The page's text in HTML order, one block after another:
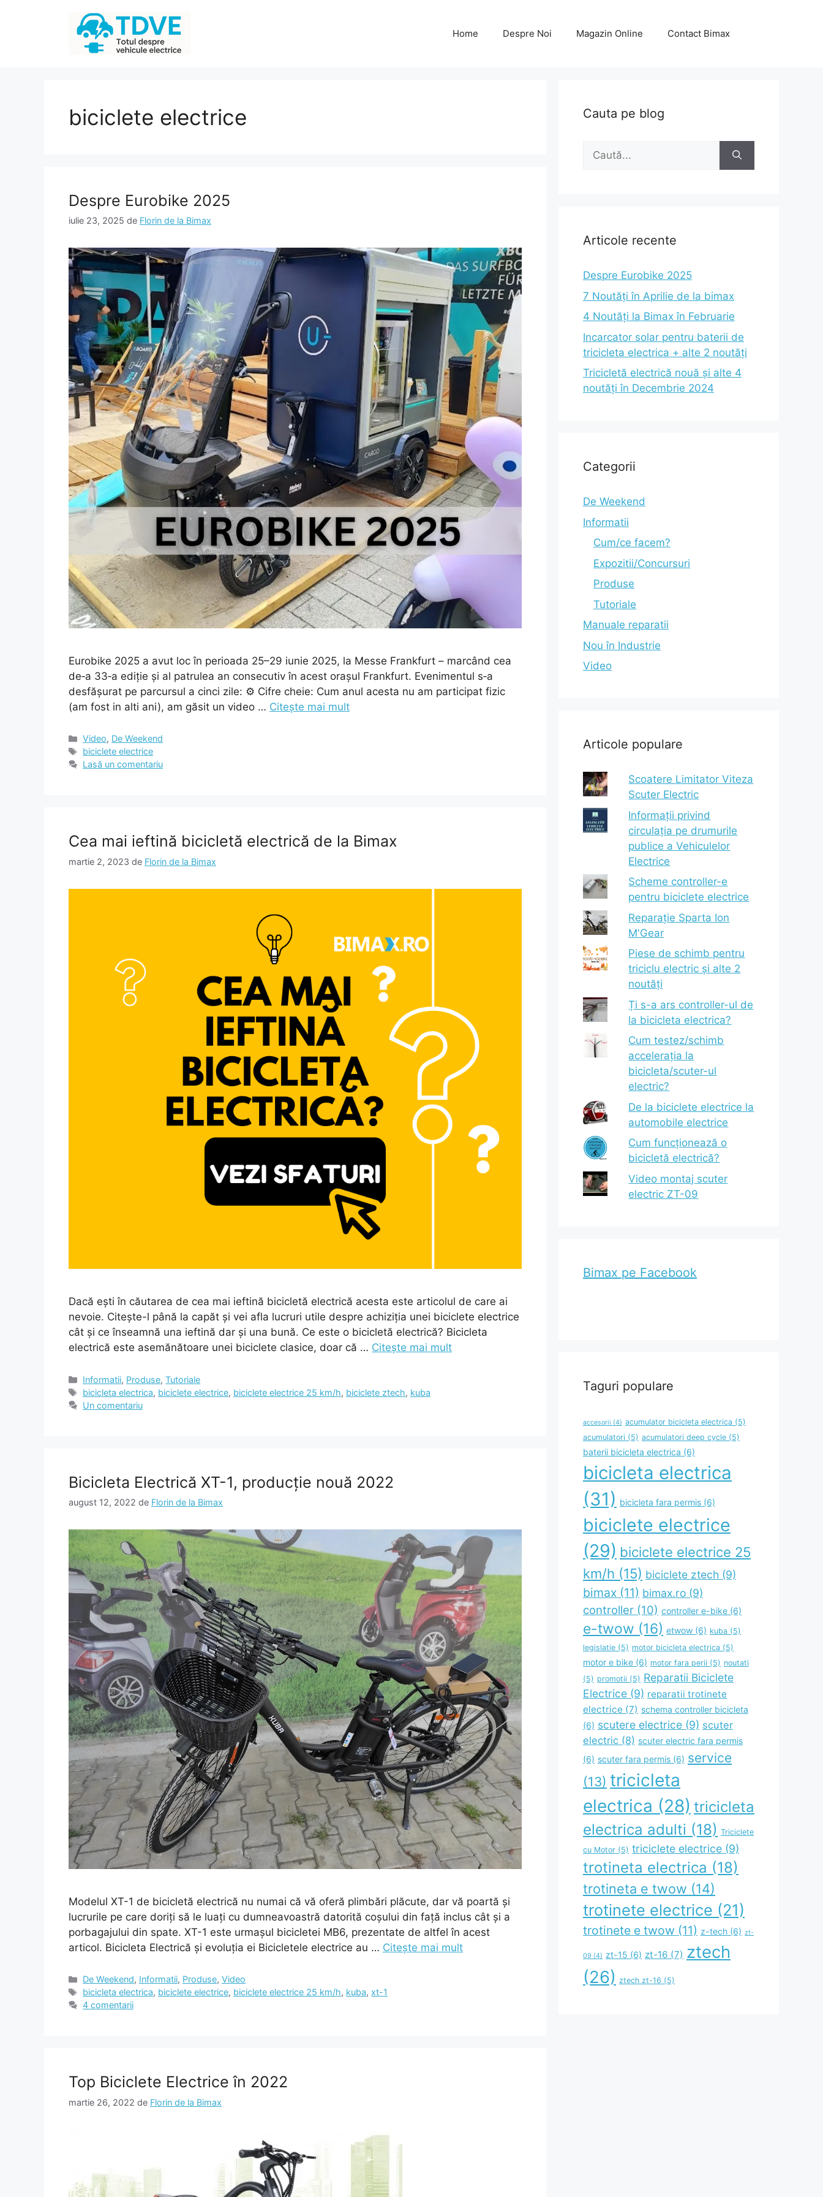
Home Despre Noi Magazin Online Contact Bimax
biciclete electrice
Despre Eurobike 2025
iulie 23, 2025 de Florin de la Bimax
Eurobike 2025 a avut loc în perioada 25–29 iunie 2025, la Messe Frankfurt – marcând cea
de‑a 33‑a ediție și al patrulea an consecutiv în acest orașul Frankfurt. Evenimentul s‑a
desfășurat pe parcursul a cinci zile: ⚙️ Cifre cheie: Cum anul acesta nu am participat fizic
(am fost in alti ani), am găsit un video … Citește mai mult
Categorii
Video, De Weekend
Etichete
biciclete electrice
Lasă un comentariu
Cea mai ieftină bicicletă electrică de la Bimax
martie 2, 2023 de Florin de la Bimax
Dacă ești în căutarea de cea mai ieftină bicicletă electrică acesta este articolul de care ai
nevoie. Citește-l până la capăt și vei afla lucruri utile despre achiziția unei biciclete electrice
cât și ce înseamnă una ieftină dar și una bună. Ce este o bicicletă electrică? Bicicleta
electrică este asemănătoare unei biciclete clasice, doar că … Citește mai mult
Categorii
Informatii, Produse,Tutoriale
Etichete
bicicleta electrica, biciclete electrice, biciclete electrice 25 km/h, biciclete ztech, kuba
Un comentariu
Bicicleta Electrică XT-1, producție nouă 2022
august 12, 2022 de Florin de la Bimax
Modelul XT-1 de bicicletă electrică nu numai că vă oferă plimbări plăcute, dar vă poartă și
lucrurile pe care doriți să le luați cu dumneavoastră datorită coșului din față inclus cât și a
porbagajului din spate. XT-1 este urmașul bicicletei MB6, prezentate de altfel în acest
articol. Bicicleta Electrică și evoluția ei Bicicletele electrice au … Citește mai mult
Categorii
De Weekend, Informatii, Produse,Video
Etichete
bicicleta electrica, biciclete electrice, biciclete electrice 25 km/h, kuba,xt-1
4 comentarii
Top Biciclete Electrice în 2022
martie 26, 2022 de Florin de la Bimax
Cauta pe blog
Caută
Articole recente
Despre Eurobike 2025
7 Noutăți în Aprilie de la bimax
4 Noutăți la Bimax în Februarie
Incarcator solar pentru baterii de
tricicleta electrica + alte 2 noutăți
Tricicletă electrică nouă și alte 4
noutăți în Decembrie 2024
Categorii
De Weekend
Informatii
Cum/ce facem?
Expozitii/Concursuri
Produse
Tutoriale
Manuale reparatii
Nou în Industrie
Video
Articole populare
Scoatere Limitator Viteza
Scuter Electric
Informații privind
circulația pe drumurile
publice a Vehiculelor
Electrice
Scheme controller-e
pentru biciclete electrice
Reparație Sparta Ion
M'Gear
Piese de schimb pentru
triciclu electric și alte 2
noutăți
Ți s-a ars controller-ul de
la bicicleta electrica?
Cum testez/schimb
accelerația la
bicicleta/scuter-ul
electric?
De la biciclete electrice la
automobile electrice
Cum funcționează o
bicicletă electrică?
Video montaj scuter
electric ZT-09
Bimax pe Facebook
Taguri populare
accesorii (4) acumulator bicicleta electrica (5)
acumulatori (5) acumulatori deep cycle (5)
baterii bicicleta electrica (6)
bicicleta electrica
(31) bicicleta fara permis (6)
biciclete electrice
(29) biciclete electrice 25
km/h (15) biciclete ztech (9)
bimax (11) bimax.ro (9)
controller (10) controller e-bike (6)
e-twow (16) etwow (6) kuba (5)
legislatie (5) motor bicicleta electrica (5)
motor e bike (6) motor fara perii (5) noutati
(5) promotii (5) Reparatii Biciclete
Electrice (9) reparatii trotinete
electrice (7) schema controller bicicleta
(6) scutere electrice (9) scuter
electric (8) scuter electric fara permis
(6) scuter fara permis (6) service
(13) tricicleta
electrica (28) tricicleta
electrica adulti (18) Triciclete
cu Motor (5) triciclete electrice (9)
trotineta electrica (18)
trotineta e twow (14)
trotinete electrice (21)
trotinete e twow (11) z-tech (6) zt-
09 (4) zt-15 (6) zt-16 (7) ztech
(26) ztech zt-16 (5)